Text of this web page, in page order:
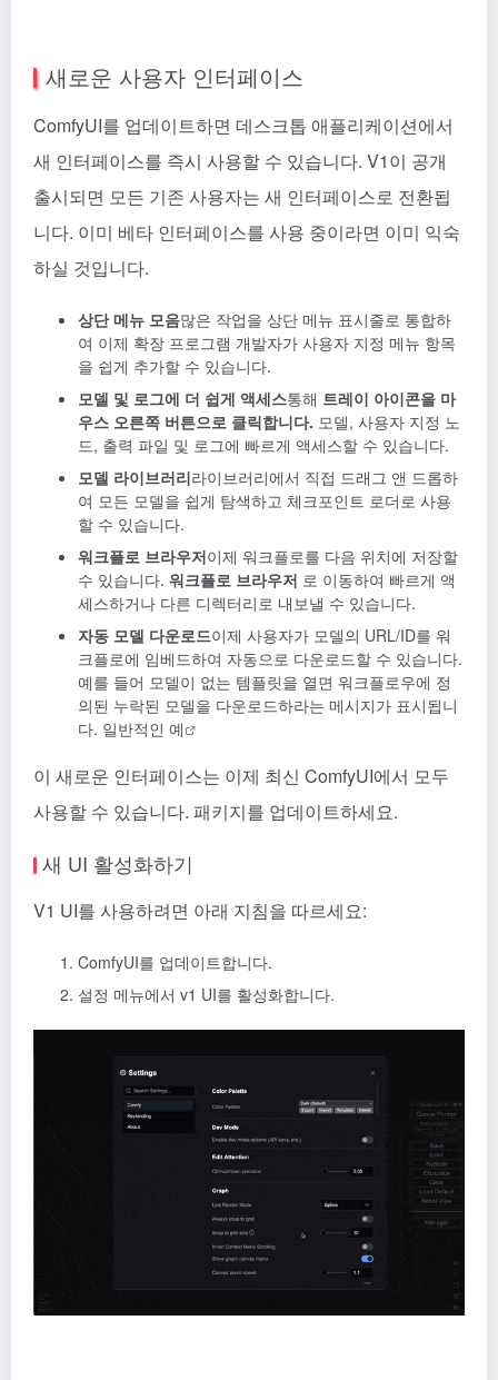
새로운 사용자 인터페이스
ComfyUI를 업데이트하면 데스크톱 애플리케이션에서
새 인터페이스를 즉시 사용할 수 있습니다. V1이 공개
출시되면 모든 기존 사용자는 새 인터페이스로 전환됩
니다. 이미 베타 인터페이스를 사용 중이라면 이미 익숙
하실 것입니다.
상단 메뉴 모음많은 작업을 상단 메뉴 표시줄로 통합하
여 이제 확장 프로그램 개발자가 사용자 지정 메뉴 항목
을 쉽게 추가할 수 있습니다.
모델 및 로그에 더 쉽게 액세스통해 트레이 아이콘을 마
우스 오른쪽 버튼으로 클릭합니다. 모델, 사용자 지정 노
드, 출력 파일 및 로그에 빠르게 액세스할 수 있습니다.
모델 라이브러리라이브러리에서 직접 드래그 앤 드롭하
여 모든 모델을 쉽게 탐색하고 체크포인트 로더로 사용
할 수 있습니다.
워크플로 브라우저이제 워크플로를 다음 위치에 저장할
수 있습니다. 워크플로 브라우저 로 이동하여 빠르게 액
세스하거나 다른 디렉터리로 내보낼 수 있습니다.
자동 모델 다운로드이제 사용자가 모델의 URL/ID를 워
크플로에 임베드하여 자동으로 다운로드할 수 있습니다.
예를 들어 모델이 없는 템플릿을 열면 워크플로우에 정
의된 누락된 모델을 다운로드하라는 메시지가 표시됩니
다. 일반적인 예
이 새로운 인터페이스는 이제 최신 ComfyUI에서 모두
사용할 수 있습니다. 패키지를 업데이트하세요.
새 UI 활성화하기
V1 UI를 사용하려면 아래 지침을 따르세요:
ComfyUI를 업데이트합니다.
설정 메뉴에서 v1 UI를 활성화합니다.